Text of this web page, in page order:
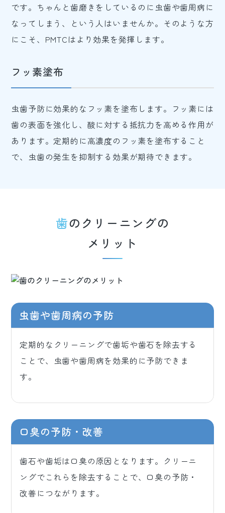
です。ちゃんと歯磨きをしているのに虫歯や歯周病に
なってしまう、という人はいませんか。そのような方
にこそ、PMTCはより効果を発揮します。
フッ素塗布
虫歯予防に効果的なフッ素を塗布します。フッ素には
歯の表面を強化し、酸に対する抵抗力を高める作用が
あります。定期的に高濃度のフッ素を塗布すること
で、虫歯の発生を抑制する効果が期待できます。
歯のクリーニングの
メリット
虫歯や歯周病の予防
定期的なクリーニングで歯垢や歯石を除去する
ことで、虫歯や歯周病を効果的に予防できま
す。
口臭の予防・改善
歯石や歯垢は口臭の原因となります。クリーニ
ングでこれらを除去することで、口臭の予防・
改善につながります。